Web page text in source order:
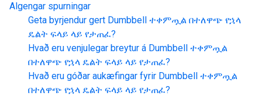
Algengar spurningar
Geta byrjendur gert Dumbbell ተቀምጧል በተለዋጭ የኋላ
ዴልት ፍላይ ላይ የታጠፈ?
Hvað eru venjulegar breytur á Dumbbell ተቀምጧል
በተለዋጭ የኋላ ዴልት ፍላይ ላይ የታጠፈ?
Hvað eru góðar aukæfingar fyrir Dumbbell ተቀምጧል
በተለዋጭ የኋላ ዴልት ፍላይ ላይ የታጠፈ?